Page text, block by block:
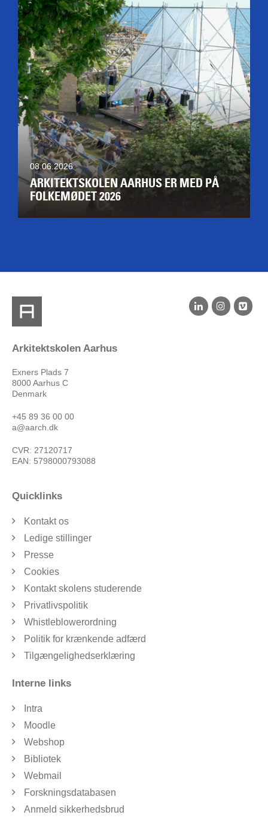
08.06.2026
ARKITEKTSKOLEN AARHUS ER MED PÅ
FOLKEMØDET 2026
Arkitektskolen Aarhus
Exners Plads 7
8000 Aarhus C
Denmark
+45 89 36 00 00
a@aarch.dk
CVR: 27120717
EAN: 5798000793088
Quicklinks
Kontakt os
Ledige stillinger
Presse
Cookies
Kontakt skolens studerende
Privatlivspolitik
Whistleblowerordning
Politik for krænkende adfærd
Tilgængelighedserklæring
Interne links
Intra
Moodle
Webshop
Bibliotek
Webmail
Forskningsdatabasen
Anmeld sikkerhedsbrud